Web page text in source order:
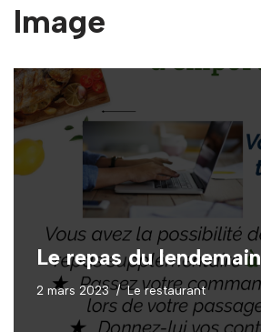
Image
Le repas du lendemain
2 mars 2023 Le restaurant